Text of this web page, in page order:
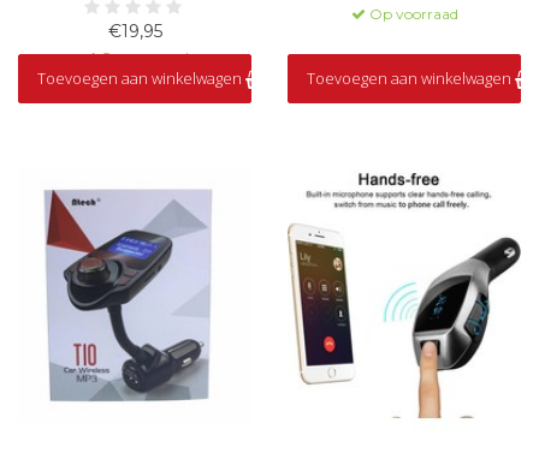
€19,95
Op voorraad
Toevoegen aan winkelwagen
Op voorraad
Toevoegen aan winkelwagen